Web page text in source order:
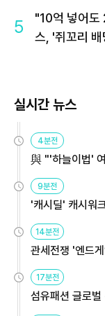
5
"10억 넣어
스, '쥐꼬리
실시간 뉴스
4분전
與 "'하늘이법'
9분전
'캐시딜' 캐시워
14분전
관세전쟁 '엔드
17분전
섬유패션 글로